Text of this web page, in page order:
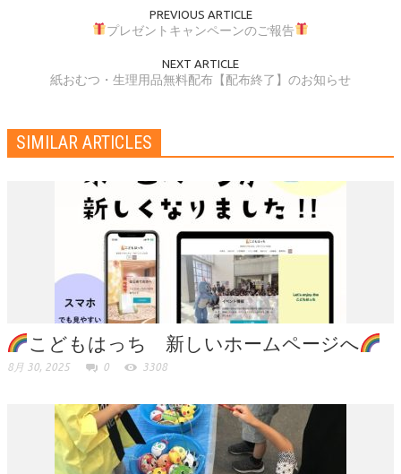
PREVIOUS ARTICLE
プレゼントキャンペーンのご報告
NEXT ARTICLE
紙おむつ・生理用品無料配布【配布終了】のお知らせ
SIMILAR ARTICLES
こどもはっち 新しいホームページへ
8月 30, 2025 0 3308